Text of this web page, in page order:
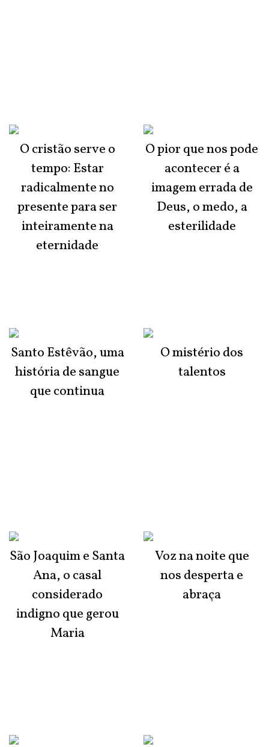
O cristão serve o
tempo: Estar
radicalmente no
presente para ser
inteiramente na
eternidade
Santo Estêvão, uma
história de sangue
que continua
São Joaquim e Santa
Ana, o casal
considerado
indigno que gerou
Maria
O pior que nos pode
acontecer é a
imagem errada de
Deus, o medo, a
esterilidade
O mistério dos
talentos
Voz na noite que
nos desperta e
abraça